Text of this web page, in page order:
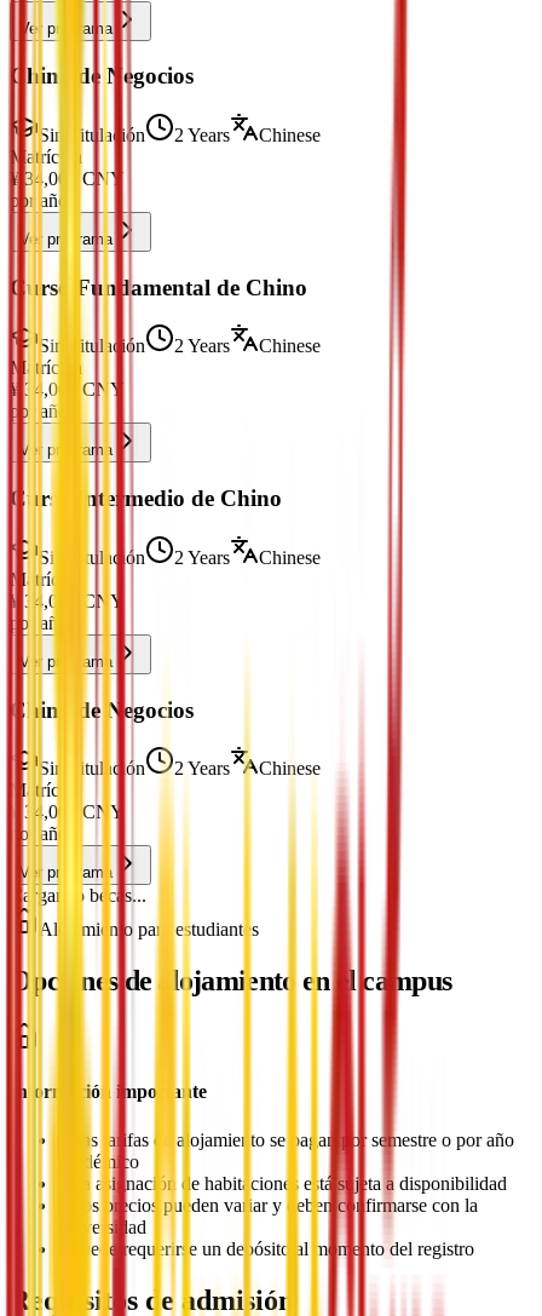
Ver programa
Chino de Negocios
Sin Titulación 2 Years
Chinese
Matrícula
¥ 34,000
CNY
por año
Ver programa
Curso Fundamental de Chino
Sin Titulación 2 Years
Chinese
Matrícula
¥ 34,000
CNY
por año
Ver programa
Curso Intermedio de Chino
Sin Titulación 2 Years
Chinese
Matrícula
¥ 34,000
CNY
por año
Ver programa
Chino de Negocios
Sin Titulación 2 Years
Chinese
Matrícula
34,000
CNY
por año
Ver programa
Cargando becas...
Alojamiento para estudiantes
Opciones de alojamiento en el campus
Información importante
Las tarifas de alojamiento se pagan por semestre o por año
académico
La asignación de habitaciones está sujeta a disponibilidad
Los precios pueden variar y deben confirmarse con la
universidad
Puede requerirse un depósito al momento del registro
Requisitos de admisión